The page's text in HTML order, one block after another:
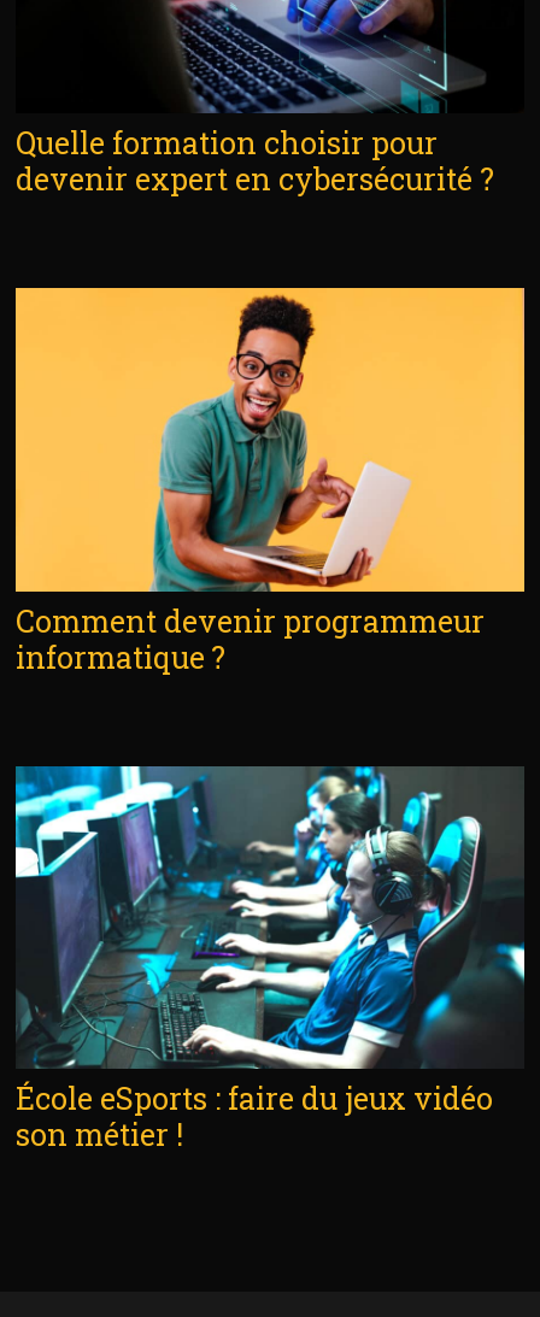
Quelle formation choisir pour
devenir expert en cybersécurité ?
Comment devenir programmeur
informatique ?
École eSports : faire du jeux vidéo
son métier !